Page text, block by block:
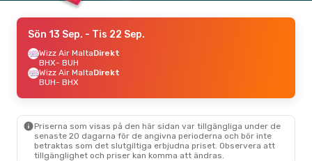
Sön 13 Sep. - Tis 22 Sep.
Wizz Air MaltaDirekt
BHX- BUH
Wizz Air MaltaDirekt
BUH- BHX
Priserna som visas på den här sidan var tillgängliga under de
senaste 20 dagarna för de angivna perioderna och bör inte
betraktas som det slutgiltiga erbjudna priset. Observera att
tillgänglighet och priser kan komma att ändras.